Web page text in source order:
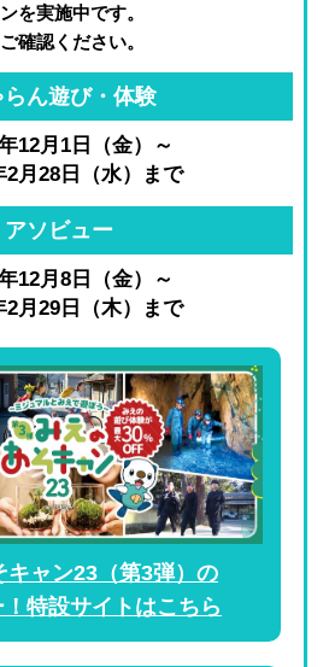
を実施中です。
確認ください。
らん遊び・体験
12月1日（金）～
2月28日（水）まで
アソビュー
12月8日（金）～
2月29日（木）まで
キャン23（第3弾）の
特設サイトはこちら